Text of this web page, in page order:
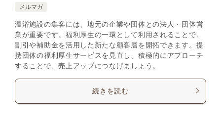
メルマガ
温浴施設の集客には、地元の企業や団体との法人・団体営
業が重要です。福利厚生の一環として利用されることで、
割引や補助金を活用した新たな顧客層を開拓できます。提
携団体の福利厚生サービスを見直し、積極的にアプローチ
することで、売上アップにつなげましょう。
続きを読む